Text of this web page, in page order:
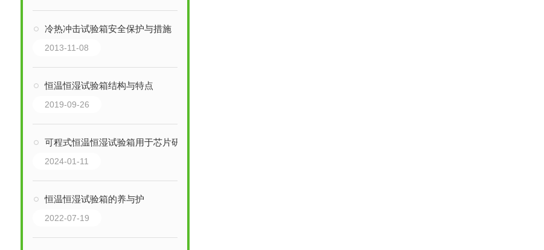
冷热冲击试验箱安全保护与措施
2013-11-08
恒温恒湿试验箱结构与特点
2019-09-26
可程式恒温恒湿试验箱用于芯片研发
2024-01-11
恒温恒湿试验箱的养与护
2022-07-19